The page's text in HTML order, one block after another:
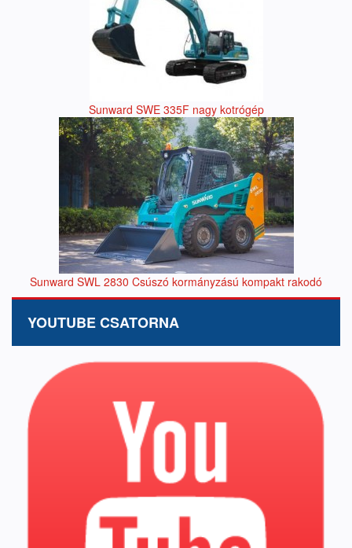
Sunward SWE 335F nagy kotrógép
Sunward SWL 2830 Csúszó kormányzású kompakt rakodó
YOUTUBE CSATORNA